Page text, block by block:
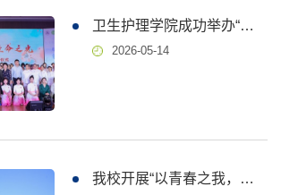
卫生护理学院成功举办“执提灯之愿·守生命之光”护士节风采展示暨授帽仪式
2026-05-14
我校开展“以青春之我，护生命之光”国旗下的思政课